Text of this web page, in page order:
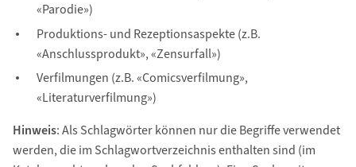
«Parodie»)
Produktions- und Rezeptionsaspekte (z.B.
«Anschlussprodukt», «Zensurfall»)
Verfilmungen (z.B. «Comicsverfilmung»,
«Literaturverfilmung»)
Hinweis: Als Schlagwörter können nur die Begriffe verwendet
werden, die im Schlagwortverzeichnis enthalten sind (im